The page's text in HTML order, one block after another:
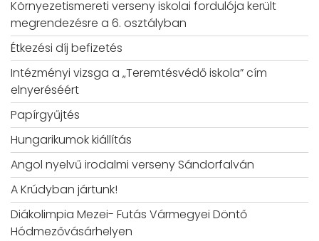
Környezetismereti verseny iskolai fordulója került
megrendezésre a 6. osztályban
Étkezési díj befizetés
Intézményi vizsga a „Teremtésvédő iskola” cím
elnyeréséért
Papírgyűjtés
Hungarikumok kiállítás
Angol nyelvű irodalmi verseny Sándorfalván
A Krúdyban jártunk!
Diákolimpia Mezei- Futás Vármegyei Döntő
Hódmezővásárhelyen